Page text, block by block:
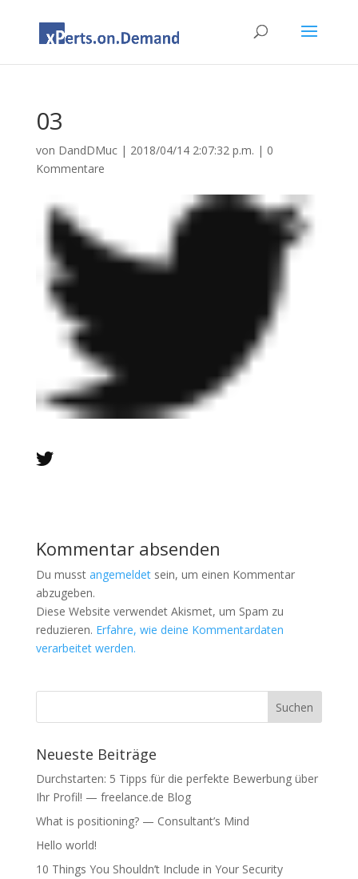
03
von DandDMuc| 2018/04/14 2:07:32 p.m. | 0
Kommentare
Kommentar absenden
Du musst angemeldetsein, um einen Kommentar
abzugeben.
Diese Website verwendet Akismet, um Spam zu
reduzieren. Erfahre, wie deine Kommentardaten
verarbeitet werden.
Neueste Beiträge
Durchstarten: 5 Tipps für die perfekte Bewerbung über
Ihr Profil! — freelance.de Blog
What is positioning? — Consultant’s Mind
Hello world!
10 Things You Shouldn’t Include in Your Security